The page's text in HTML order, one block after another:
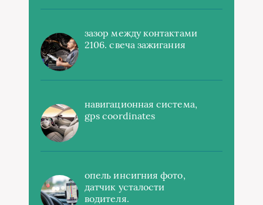
зазор между контактами
2106. свеча зажигания
навигационная система,
gps coordinates
опель инсигния фото,
датчик усталости
водителя.